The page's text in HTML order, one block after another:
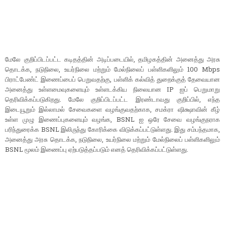
மேலே குறிப்பிடப்பட்ட கடிதத்தின் அடிப்படையில், தமிழகத்தின் அனைத்து அரசு
தொடக்க, நடுநிலை, உயர்நிலை மற்றும் மேல்நிலைப் பள்ளிகளிலும் 100 Mbps
பிராட்பேண்ட் இணைப்பைப் பெறுவதற்கு, பள்ளிக் கல்வித் துறைக்குத் தேவையான
அனைத்து உள்ளமைவுகளையும் உள்ளடக்கிய நிலையான IP ஐப் பெறுமாறு
தெரிவிக்கப்படுகிறது. மேலே குறிப்பிடப்பட்ட இரண்டாவது குறிப்பில், எந்த
இடையூறும் இல்லாமல் சேவைகளை வழங்குவதற்காக, சமக்ரா ஷிக்ஷாவின் கீழ்
உள்ள முழு இணைப்புகளையும் வழங்க, BSNL ஐ ஒரே சேவை வழங்குநராக
பரிந்துரைக்க BSNL இலிருந்து கோரிக்கை விடுக்கப்பட்டுள்ளது. இது சம்பந்தமாக,
அனைத்து அரசு தொடக்க, நடுநிலை, உயர்நிலை மற்றும் மேல்நிலைப் பள்ளிகளிலும்
BSNL மூலம் இணைப்பு ஏற்படுத்தப்படும் எனத் தெரிவிக்கப்பட்டுள்ளது.